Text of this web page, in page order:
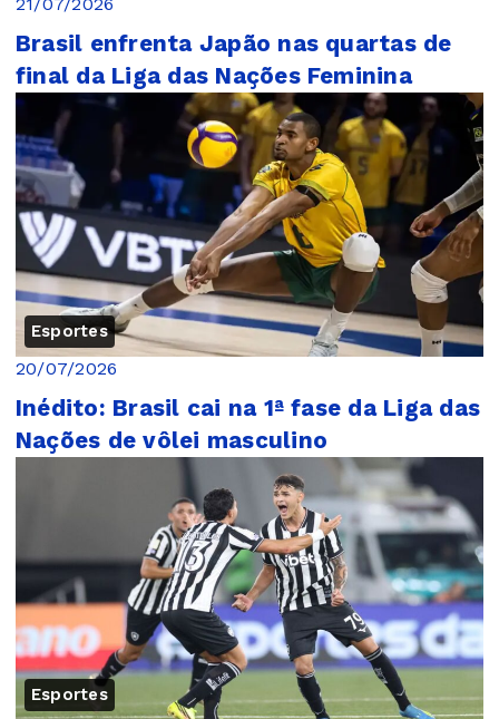
Brasil enfrenta Japão nas quartas de
final da Liga das Nações Feminina
Esportes
20/07/2026
Inédito: Brasil cai na 1ª fase da Liga das
Nações de vôlei masculino
Esportes